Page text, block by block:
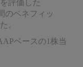
評価した
のベネフィッ
。
ベースの1株当